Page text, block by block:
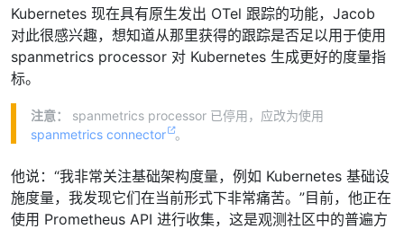
Kubernetes 现在具有原生发出 OTel 跟踪的功能，Jacob
对此很感兴趣，想知道从那里获得的跟踪是否足以用于使用
spanmetrics processor 对 Kubernetes 生成更好的度量指
标。
注意：
spanmetrics processor 已停用，应改为使用
spanmetrics connector
。
他说：“我非常关注基础架构度量，例如 Kubernetes 基础设
施度量，我发现它们在当前形式下非常痛苦。”目前，他正在
使用 Prometheus API 进行收集，这是观测社区中的普遍方